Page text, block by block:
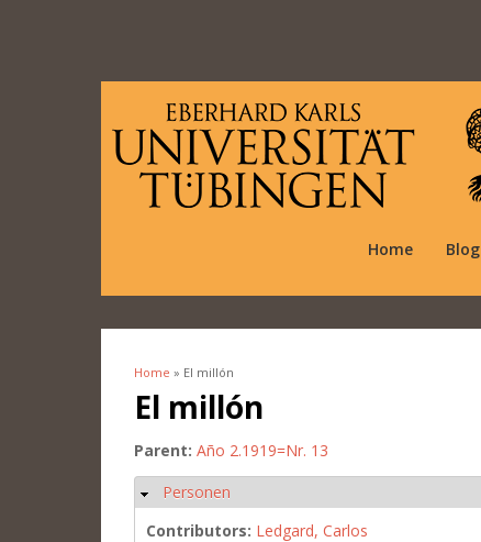
Home Blog
You are here
Home » El millón
El millón
Parent: Año 2.1919=Nr. 13
Hide
Personen
Contributors: Ledgard, Carlos